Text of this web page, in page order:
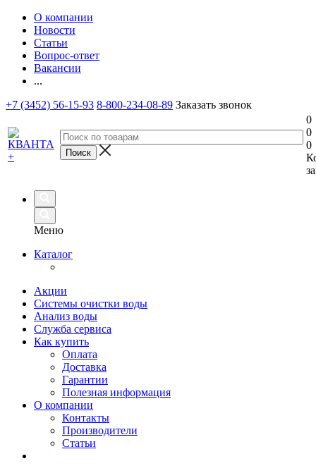
О компании
Новости
Статьи
Вопрос-ответ
Вакансии
...
+7 (3452) 56-15-93 8-800-234-08-89 Заказать звонок
0
0
0
Меню
Каталог
Акции
Системы очистки воды
Анализ воды
Служба сервиса
Как купить
Оплата
Доставка
Гарантии
Полезная информация
О компании
Контакты
Производители
Статьи